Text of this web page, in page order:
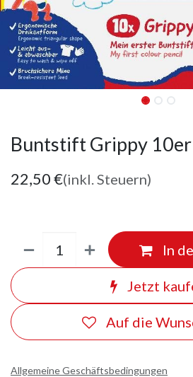
Buntstift Grippy 10er
22,50€(inkl. Steuern)
In
Jetzt
Auf die
Allgemeine Geschäftsbedingungen